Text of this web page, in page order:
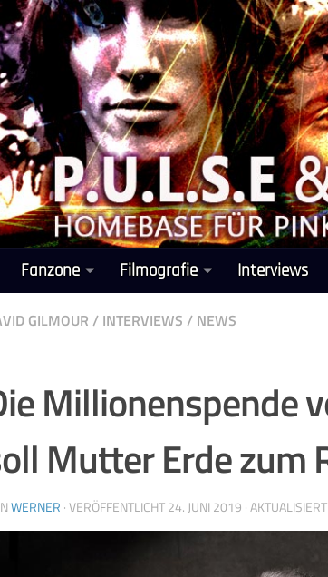
Fanzone Filmografie Interviews
GILMOUR / INTERVIEWS / NEWS
Millionenspende
Mutter Erde zum
WERNER · VERÖFFENTLICHT24. JUNI 2019 · AKTUALISIERT